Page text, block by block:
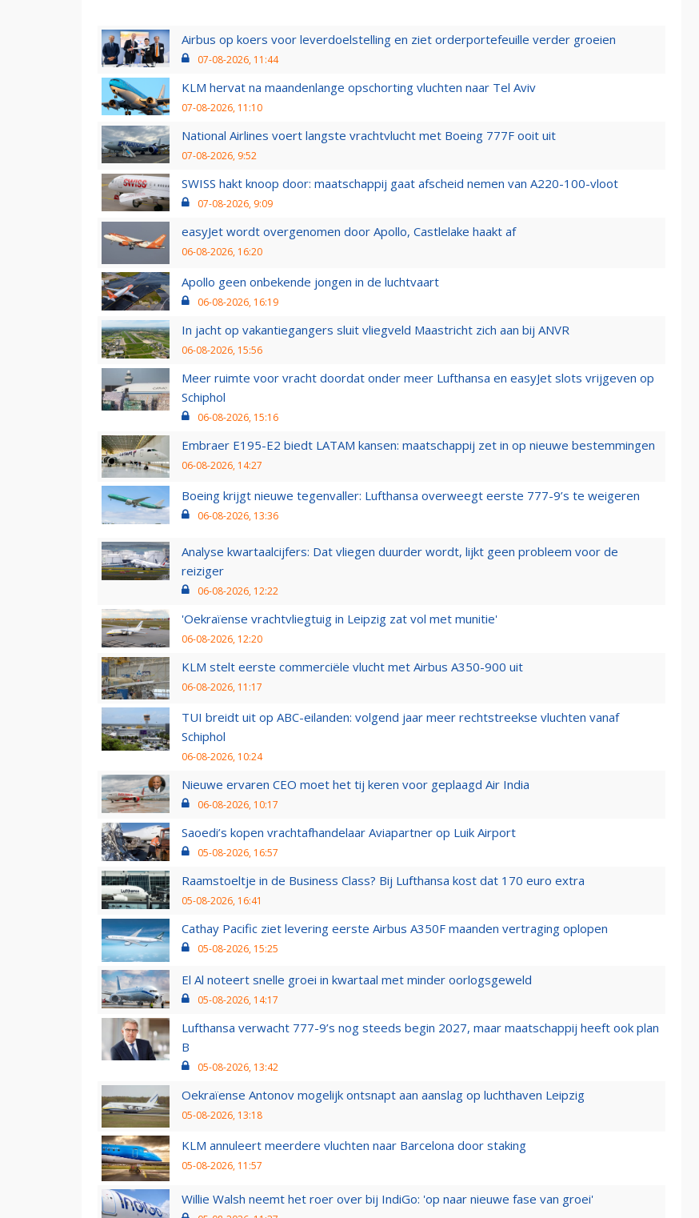
Airbus op koers voor leverdoelstelling en ziet orderportefeuille verder groeien
07-08-2026, 11:44
KLM hervat na maandenlange opschorting vluchten naar Tel Aviv
07-08-2026, 11:10
National Airlines voert langste vrachtvlucht met Boeing 777F ooit uit
07-08-2026, 9:52
SWISS hakt knoop door: maatschappij gaat afscheid nemen van A220-100-vloot
07-08-2026, 9:09
easyJet wordt overgenomen door Apollo, Castlelake haakt af
06-08-2026, 16:20
Apollo geen onbekende jongen in de luchtvaart
06-08-2026, 16:19
In jacht op vakantiegangers sluit vliegveld Maastricht zich aan bij ANVR
06-08-2026, 15:56
Meer ruimte voor vracht doordat onder meer Lufthansa en easyJet slots vrijgeven op
Schiphol
06-08-2026, 15:16
Embraer E195-E2 biedt LATAM kansen: maatschappij zet in op nieuwe bestemmingen
06-08-2026, 14:27
Boeing krijgt nieuwe tegenvaller: Lufthansa overweegt eerste 777-9’s te weigeren
06-08-2026, 13:36
Analyse kwartaalcijfers: Dat vliegen duurder wordt, lijkt geen probleem voor de
reiziger
06-08-2026, 12:22
'Oekraïense vrachtvliegtuig in Leipzig zat vol met munitie'
06-08-2026, 12:20
KLM stelt eerste commerciële vlucht met Airbus A350-900 uit
06-08-2026, 11:17
TUI breidt uit op ABC-eilanden: volgend jaar meer rechtstreekse vluchten vanaf
Schiphol
06-08-2026, 10:24
Nieuwe ervaren CEO moet het tij keren voor geplaagd Air India
06-08-2026, 10:17
Saoedi’s kopen vrachtafhandelaar Aviapartner op Luik Airport
05-08-2026, 16:57
Raamstoeltje in de Business Class? Bij Lufthansa kost dat 170 euro extra
05-08-2026, 16:41
Cathay Pacific ziet levering eerste Airbus A350F maanden vertraging oplopen
05-08-2026, 15:25
El Al noteert snelle groei in kwartaal met minder oorlogsgeweld
05-08-2026, 14:17
Lufthansa verwacht 777-9’s nog steeds begin 2027, maar maatschappij heeft ook plan
B
05-08-2026, 13:42
Oekraïense Antonov mogelijk ontsnapt aan aanslag op luchthaven Leipzig
05-08-2026, 13:18
KLM annuleert meerdere vluchten naar Barcelona door staking
05-08-2026, 11:57
Willie Walsh neemt het roer over bij IndiGo: 'op naar nieuwe fase van groei'